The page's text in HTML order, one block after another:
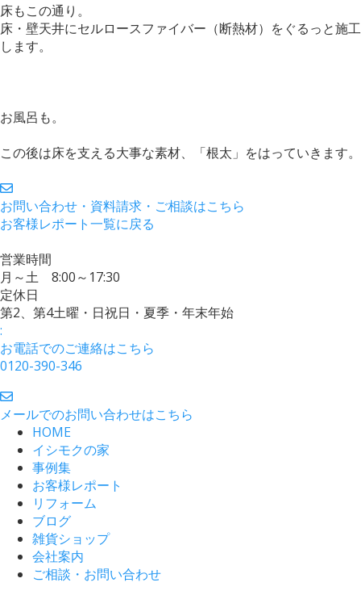
床もこの通り。
床・壁天井にセルロースファイバー（断熱材）をぐるっと施工
します。
お風呂も。
この後は床を支える大事な素材、「根太」をはっていきます。
お問い合わせ・資料請求・ご相談はこちら
お客様レポート一覧に戻る
営業時間
月～土 8:00～17:30
定休日
第2、第4土曜・日祝日・夏季・年末年始
:
お電話でのご連絡はこちら
0120-390-346
メールでのお問い合わせはこちら
HOME
イシモクの家
事例集
お客様レポート
リフォーム
ブログ
雑貨ショップ
会社案内
ご相談・お問い合わせ